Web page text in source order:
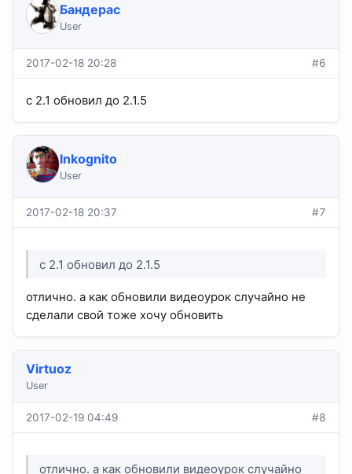
Бандерас
User
2017-02-18 20:28 #6
c 2.1 обновил до 2.1.5
Inkognito
User
2017-02-18 20:37 #7
c 2.1 обновил до 2.1.5
отлично. а как обновили видеоурок случайно не
сделали свой тоже хочу обновить
Virtuoz
User
2017-02-19 04:49 #8
отлично. а как обновили видеоурок случайно